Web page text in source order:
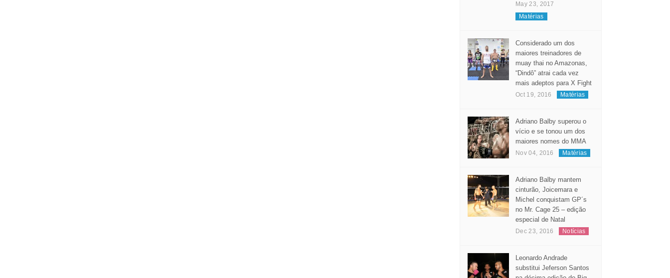
May 23, 2017
Matérias
Considerado um dos
maiores treinadores de
muay thai no Amazonas,
“Dindô” atrai cada vez
mais adeptos para X Fight
Oct 19, 2016 Matérias
Adriano Balby superou o
vício e se tonou um dos
maiores nomes do MMA
Nov 04, 2016 Matérias
Adriano Balby mantem
cinturão, Joicemara e
Michel conquistam GP´s
no Mr. Cage 25 – edição
especial de Natal
Dec 23, 2016 Notícias
Leonardo Andrade
substitui Jeferson Santos